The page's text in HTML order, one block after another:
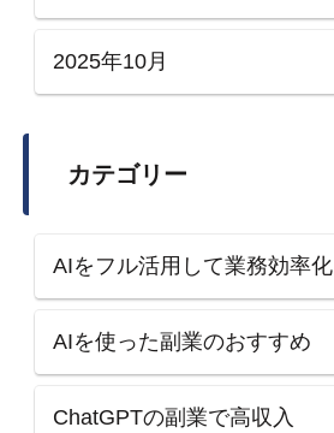
2025年10月
カテゴリー
AIをフル活用して業務効率化
AIを使った副業のおすすめ
ChatGPTの副業で高収入